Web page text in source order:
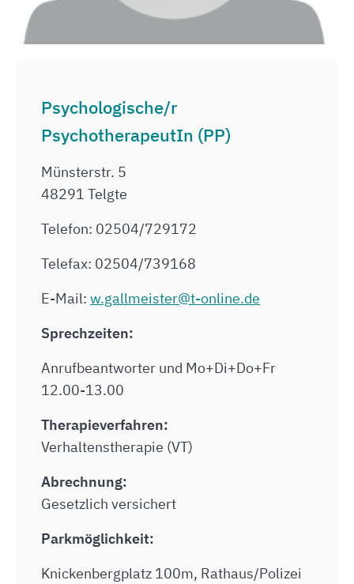
Psychologische/r
PsychotherapeutIn (PP)
Münsterstr. 5
48291 Telgte
Telefon: 02504/729172
Telefax: 02504/739168
E-Mail: w.gallmeister@t-online.de
Sprechzeiten:
Anrufbeantworter und Mo+Di+Do+Fr
12.00-13.00
Therapieverfahren:
Verhaltenstherapie (VT)
Abrechnung:
Gesetzlich versichert
Parkmöglichkeit:
Knickenbergplatz 100m, Rathaus/Polizei